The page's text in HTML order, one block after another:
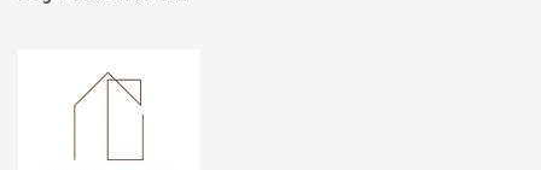
Página inicial